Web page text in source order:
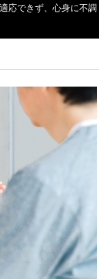
応できず、心身に不調